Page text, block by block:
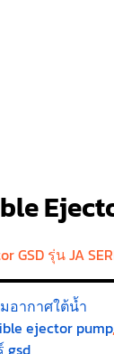
GSD รุ่น JA
มอากาศใต้น้ำ
ejector pump,
gsd